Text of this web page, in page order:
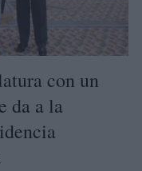
con un
da a la